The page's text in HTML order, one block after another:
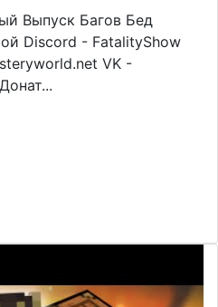
Выпуск Багов Бед
Discord - FatalityShow
VK -